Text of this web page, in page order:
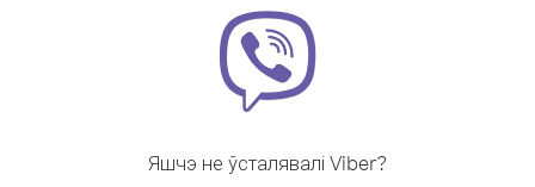
Яшчэ не ўсталявалі Viber?